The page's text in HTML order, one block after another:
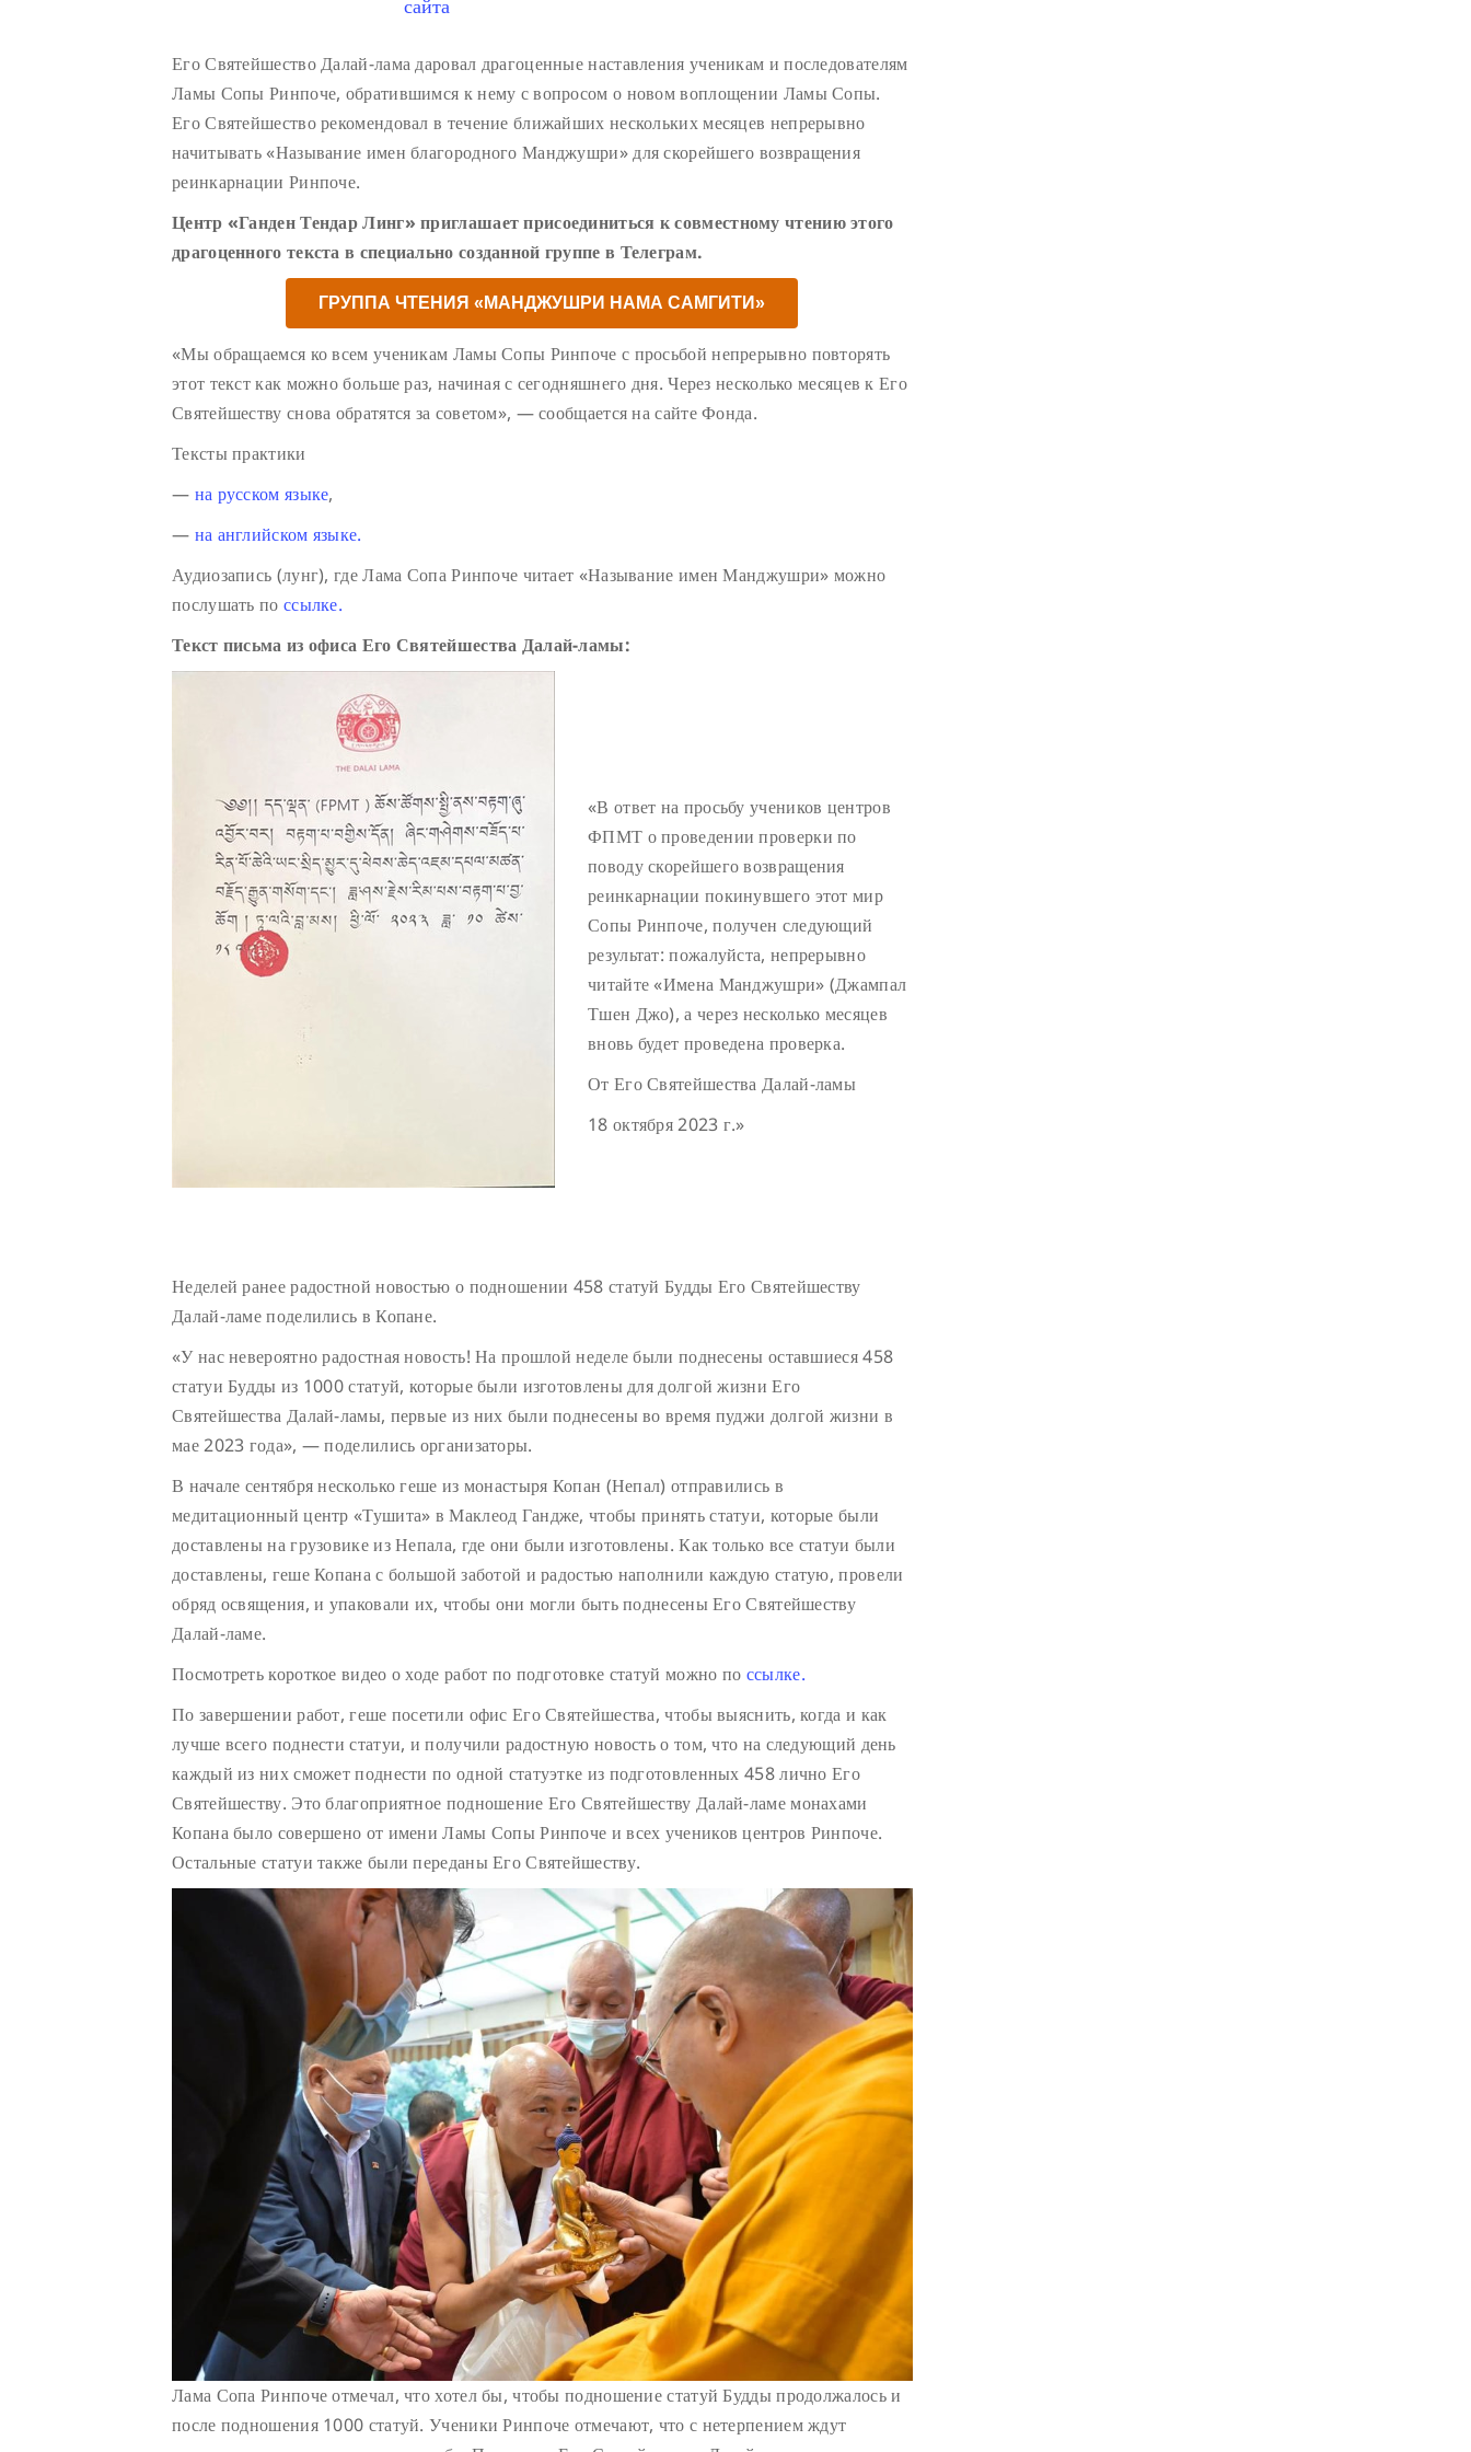
Его Святейшество Далай-лама даровал драгоценные наставления ученикам и последователям
Ламы Сопы Ринпоче, обратившимся к нему с вопросом о новом воплощении Ламы Сопы.
Его Святейшество рекомендовал в течение ближайших нескольких месяцев непрерывно
начитывать «Называние имен благородного Манджушри» для скорейшего возвращения
реинкарнации Ринпоче.
Центр «Ганден Тендар Линг» приглашает присоединиться к совместному чтению этого
драгоценного текста в специально созданной группе в Телеграм.
ГРУППА ЧТЕНИЯ «МАНДЖУШРИ НАМА САМГИТИ»
«Мы обращаемся ко всем ученикам Ламы Сопы Ринпоче с просьбой непрерывно повторять
этот текст как можно больше раз, начиная с сегодняшнего дня. Через несколько месяцев к Его
Святейшеству снова обратятся за советом», — сообщается на сайте Фонда.
Тексты практики
— на русском языке,
— на английском языке.
Аудиозапись (лунг), где Лама Сопа Ринпоче читает «Называние имен Манджушри» можно
послушать по ссылке.
Текст письма из офиса Его Святейшества Далай-ламы:
«В ответ на просьбу учеников центров
ФПМТ о проведении проверки по
поводу скорейшего возвращения
реинкарнации покинувшего этот мир
Сопы Ринпоче, получен следующий
результат: пожалуйста, непрерывно
читайте «Имена Манджушри» (Джампал
Тшен Джо), а через несколько месяцев
вновь будет проведена проверка.
От Его Святейшества Далай-ламы
18 октября 2023 г.»
Неделей ранее радостной новостью о подношении 458 статуй Будды Его Святейшеству
Далай-ламе поделились в Копане.
«У нас невероятно радостная новость! На прошлой неделе были поднесены оставшиеся 458
статуи Будды из 1000 статуй, которые были изготовлены для долгой жизни Его
Святейшества Далай-ламы, первые из них были поднесены во время пуджи долгой жизни в
мае 2023 года», — поделились организаторы.
В начале сентября несколько геше из монастыря Копан (Непал) отправились в
медитационный центр «Тушита» в Маклеод Гандже, чтобы принять статуи, которые были
доставлены на грузовике из Непала, где они были изготовлены. Как только все статуи были
доставлены, геше Копана с большой заботой и радостью наполнили каждую статую, провели
обряд освящения, и упаковали их, чтобы они могли быть поднесены Его Святейшеству
Далай-ламе.
Посмотреть короткое видео о ходе работ по подготовке статуй можно по ссылке.
По завершении работ, геше посетили офис Его Святейшества, чтобы выяснить, когда и как
лучше всего поднести статуи, и получили радостную новость о том, что на следующий день
каждый из них сможет поднести по одной статуэтке из подготовленных 458 лично Его
Святейшеству. Это благоприятное подношение Его Святейшеству Далай-ламе монахами
Копана было совершено от имени Ламы Сопы Ринпоче и всех учеников центров Ринпоче.
Остальные статуи также были переданы Его Святейшеству.
Лама Сопа Ринпоче отмечал, что хотел бы, чтобы подношение статуй Будды продолжалось и
после подношения 1000 статуй. Ученики Ринпоче отмечают, что с нетерпением ждут